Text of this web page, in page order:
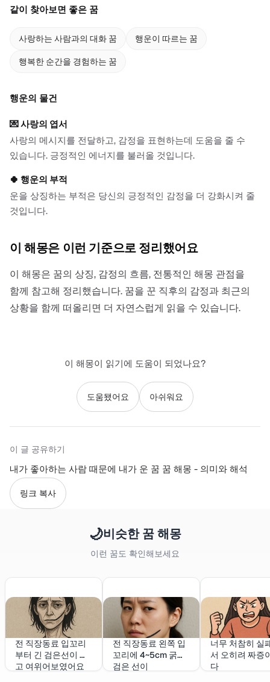
같이 찾아보면 좋은 꿈
사랑하는 사람과의 대화 꿈 행운이 따르는 꿈
행복한 순간을 경험하는 꿈
행운의 물건
💌사랑의 엽서
사랑의 메시지를 전달하고, 감정을 표현하는데 도움을 줄 수
있습니다. 긍정적인 에너지를 불러올 것입니다.
🍀 행운의 부적
운을 상징하는 부적은 당신의 긍정적인 감정을 더 강화시켜 줄
것입니다.
이 해몽은 이런 기준으로 정리했어요
이 해몽은 꿈의 상징, 감정의 흐름, 전통적인 해몽 관점을
함께 참고해 정리했습니다. 꿈을 꾼 직후의 감정과 최근의
상황을 함께 떠올리면 더 자연스럽게 읽을 수 있습니다.
이 해몽이 읽기에 도움이 되었나요?
도움됐어요 아쉬워요
이 글 공유하기
내가 좋아하는 사람 때문에 내가 운 꿈 꿈 해몽 - 의미와 해석
링크 복사
🌙비슷한 꿈 해몽
이런 꿈도 확인해보세요
전 직장동료 입꼬리
부터 긴 검은선이 있
고 여위어보였어요
전 직장동료 왼쪽 입
꼬리에 4~5cm 굵고
검은 선이
너무 처참히 실
서 오히려 짜증
다